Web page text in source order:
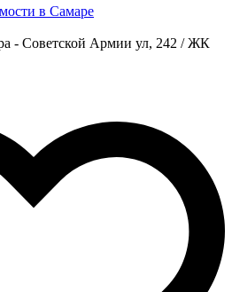
в Самаре
- Советской Армии ул, 242 / ЖК